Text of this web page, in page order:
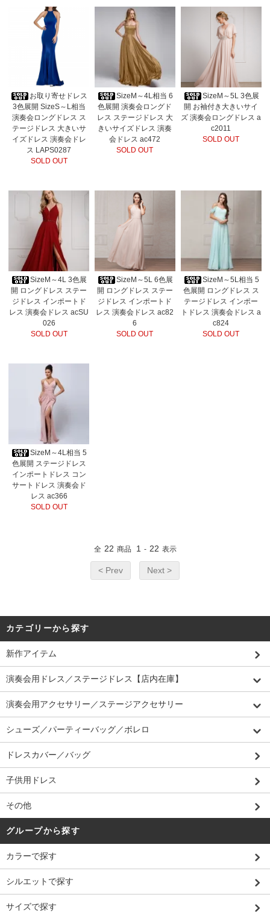
お取り寄せドレス
3色展開 SizeS～L相当
演奏会ロングドレス ス
テージドレス 大きいサ
イズドレス 演奏会ドレ
ス LAPS0287
SOLD OUT
SizeM～4L相当 6
色展開 演奏会ロングド
レス ステージドレス 大
きいサイズドレス 演奏
会ドレス ac472
SOLD OUT
SizeM～5L 3色展
開 お袖付き大きいサイ
ズ 演奏会ロングドレス a
c2011
SOLD OUT
SizeM～4L 3色展
開 ロングドレス ステー
ジドレス インポートド
レス 演奏会ドレス acSU
026
SOLD OUT
SizeM～5L 6色展
開 ロングドレス ステー
ジドレス インポートド
レス 演奏会ドレス ac82
6
SOLD OUT
SizeM～5L相当 5
色展開 ロングドレス ス
テージドレス インポー
トドレス 演奏会ドレス a
c824
SOLD OUT
SizeM～4L相当 5
色展開 ステージドレス
インポートドレス コン
サートドレス 演奏会ド
レス ac366
SOLD OUT
全 22 商品 1 - 22 表示
< Prev Next >
カテゴリーから探す
新作アイテム
演奏会用ドレス／ステージドレス【店内在庫】
演奏会用アクセサリー／ステージアクセサリー
シューズ／パーティーバッグ／ボレロ
ドレスカバー／バッグ
子供用ドレス
その他
グループから探す
カラーで探す
シルエットで探す
サイズで探す